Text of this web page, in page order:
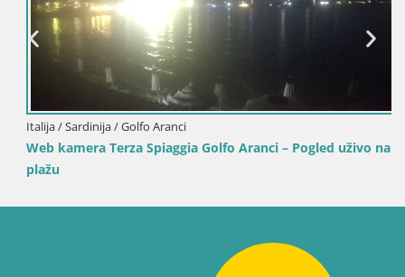
Italija / Sardinija / Golfo Aranci
Web kamera Terza Spiaggia Golfo Aranci – Pogled uživo na
plažu